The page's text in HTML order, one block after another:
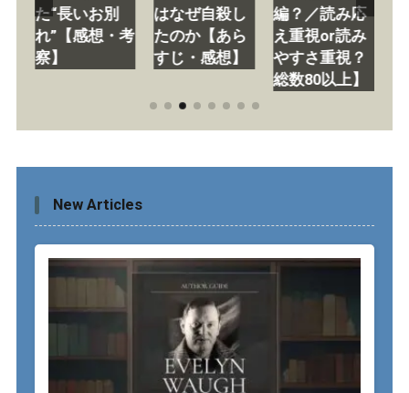
た“長いお別
れ”【感想・考
察】
はなぜ自殺し
たのか【あら
すじ・感想】
編？／読み応
え重視or読み
やすさ重視？
総数80以上】
New Articles